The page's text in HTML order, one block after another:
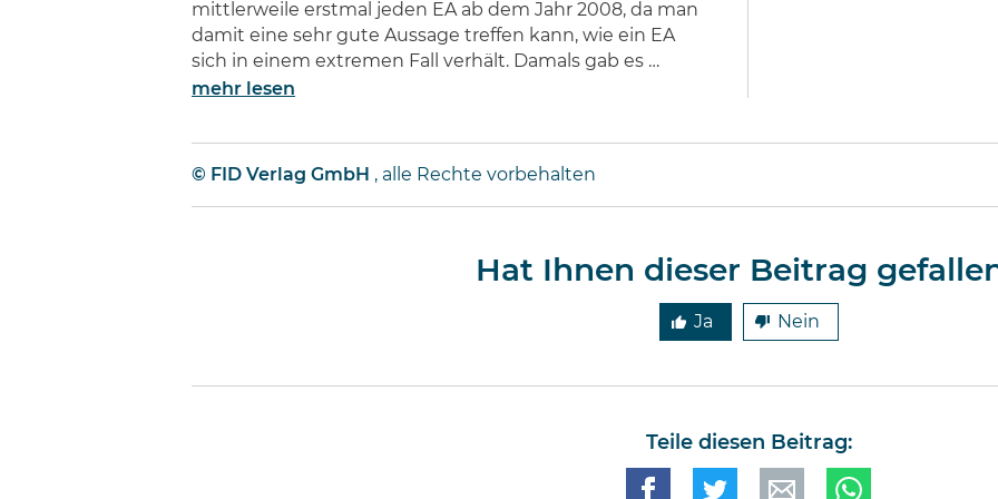
mittlerweile erstmal jeden EA ab dem Jahr 2008, da man
damit eine sehr gute Aussage treffen kann, wie ein EA
sich in einem extremen Fall verhält. Damals gab es …
mehr lesen
© FID Verlag GmbH , alle Rechte vorbehalten
Hat Ihnen dieser Beitrag
Ja Nein
Teile diesen Beitrag: